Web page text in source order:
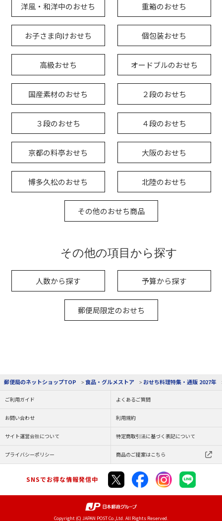
洋風・和洋中のおせち 重箱のおせち
お子さま向けおせち 個包装おせち
高級おせち オードブルのおせち
国産素材のおせち ２段のおせち
３段のおせち ４段のおせち
京都の料亭おせち 大阪のおせち
博多久松のおせち 北陸のおせち
その他のおせち商品
その他の項目から探す
人数から探す 予算から探す
郵便局限定のおせち
郵便局のネットショップTOP 食品・グルメストア おせち料理特集・通販 2027年
ご利用ガイド よくあるご質問
お問い合わせ 利用規約
サイト運営会社について 特定商取引法に基づく表記について
プライバシーポリシー 商品のご提案はこちら
SNSでお得な情報発信中
Copyright (C) JAPAN POST Co.,Ltd. All Rights Reserved.